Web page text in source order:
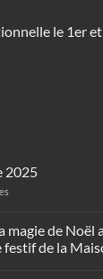
le 1er
2025
magie de Noël
de la